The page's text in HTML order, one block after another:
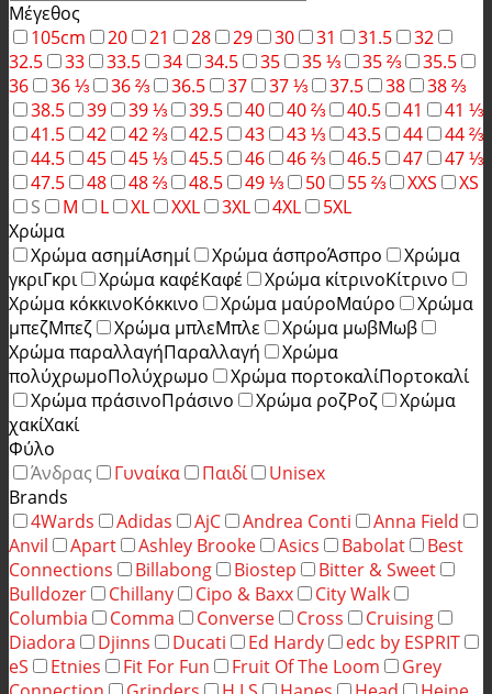
Μέγεθος
105cm
20 21 28 29 30 31 31.5
32
32.5
33 33.5 34 34.5 35 35 ⅓ 35 ⅔
35.5
36
36 ⅓ 36 ⅔ 36.5 37 37 ⅓ 37.5 38
38 ⅔
38.5
39 39 ⅓ 39.5 40 40 ⅔ 40.5 41
41 ⅓
41.5
42 42 ⅔ 42.5 43 43 ⅓ 43.5 44
44 ⅔
44.5
45 45 ⅓ 45.5 46 46 ⅔ 46.5 47
47 ⅓
47.5
48 48 ⅔ 48.5 49 ⅓ 50 55 ⅔ XXS
XS
S
M L XL XXL 3XL 4XL
5XL
Χρώμα
Χρώμα ασημίΑσημί Χρώμα άσπροΆσπρο
Χρώμα
γκριΓκρι Χρώμα καφέΚαφέ Χρώμα κίτρινοΚίτρινο
Χρώμα κόκκινοΚόκκινο Χρώμα μαύροΜαύρο
Χρώμα
μπεζΜπεζ Χρώμα μπλεΜπλε Χρώμα μωβΜωβ
Χρώμα παραλλαγήΠαραλλαγή
Χρώμα
πολύχρωμοΠολύχρωμο Χρώμα πορτοκαλίΠορτοκαλί
Χρώμα πράσινοΠράσινο Χρώμα ροζΡοζ
Χρώμα
χακίΧακί
Φύλο
Άνδρας
Γυναίκα Παιδί
Unisex
Brands
4Wards
Adidas AjC Andrea Conti
Anna Field
Anvil
Apart Ashley Brooke Asics Babolat
Best
Connections
Billabong Biostep
Bitter & Sweet
Bulldozer
Chillany Cipo & Baxx
City Walk
Columbia
Comma Converse Cross
Cruising
Diadora
Djinns Ducati Ed Hardy
edc by ESPRIT
eS
Etnies Fit For Fun Fruit Of The Loom
Grey